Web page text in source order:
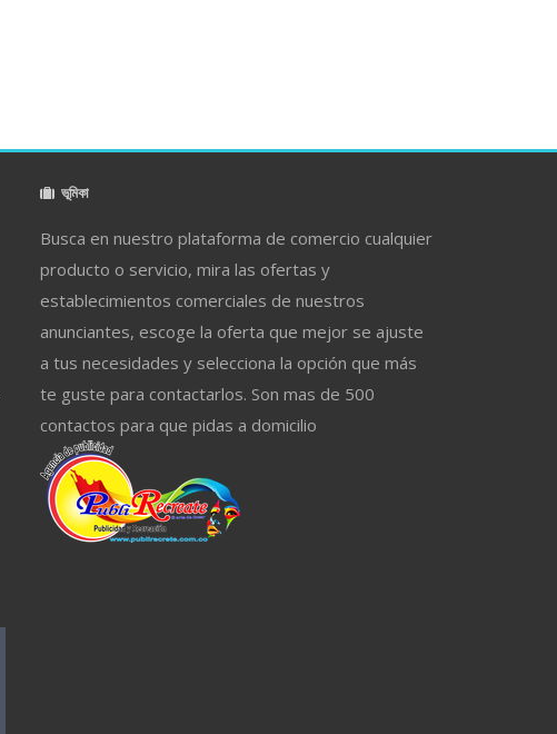
ভূমিকা
Busca en nuestro plataforma de comercio cualquier
producto o servicio, mira las ofertas y
establecimientos comerciales de nuestros
anunciantes, escoge la oferta que mejor se ajuste
a tus necesidades y selecciona la opción que más
te guste para contactarlos. Son mas de 500
contactos para que pidas a domicilio